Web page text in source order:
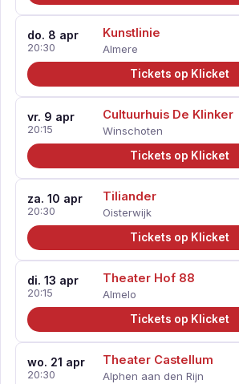
do. 8 apr
20:30
Kunstlinie
Almere
Tickets op Klicket
vr. 9 apr
20:15
Cultuurhuis De Klinker
Winschoten
Tickets op Klicket
za. 10 apr
20:30
Tiliander
Oisterwijk
Tickets op Klicket
di. 13 apr
20:15
Theater Hof 88
Almelo
Tickets op Klicket
wo. 21 apr
20:30
Theater Castellum
Alphen aan den Rijn